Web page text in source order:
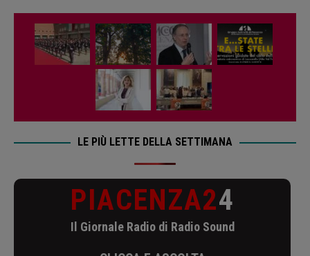
LE PIÙ LETTE DELLA SETTIMANA
PIACENZA24
Il Giornale Radio di Radio Sound